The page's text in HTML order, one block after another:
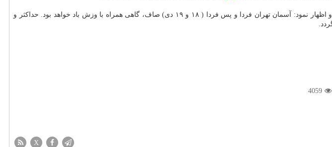
مدیر كل پیش بینی و اخطار سریع سازمان هواشناسی در انتها شرایط جوی تهران را طی دو روز آینده پیش بینی و اظهار نمود: آسمان تهران فردا و پس فردا ( ۱۸ و ۱۹ دی) صاف، گاهی همراه با وزش باد خواهد بود. حداكثر و
4059
X